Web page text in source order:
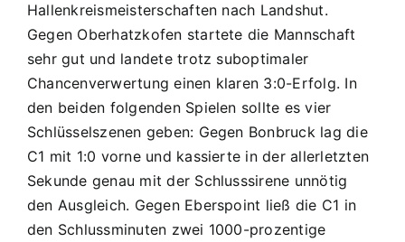
Hallenkreismeisterschaften nach Landshut.
Gegen Oberhatzkofen startete die Mannschaft
sehr gut und landete trotz suboptimaler
Chancenverwertung einen klaren 3:0-Erfolg. In
den beiden folgenden Spielen sollte es vier
Schlüsselszenen geben: Gegen Bonbruck lag die
C1 mit 1:0 vorne und kassierte in der allerletzten
Sekunde genau mit der Schlusssirene unnötig
den Ausgleich. Gegen Eberspoint ließ die C1 in
den Schlussminuten zwei 1000-prozentige